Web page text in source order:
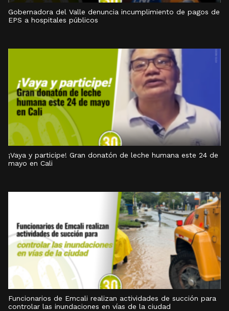
Gobernadora del Valle denuncia incumplimiento de pagos de
EPS a hospitales públicos
¡Vaya y participe! Gran donatón de leche humana este 24 de
mayo en Cali
Funcionarios de Emcali realizan actividades de succión para
controlar las inundaciones en vías de la ciudad